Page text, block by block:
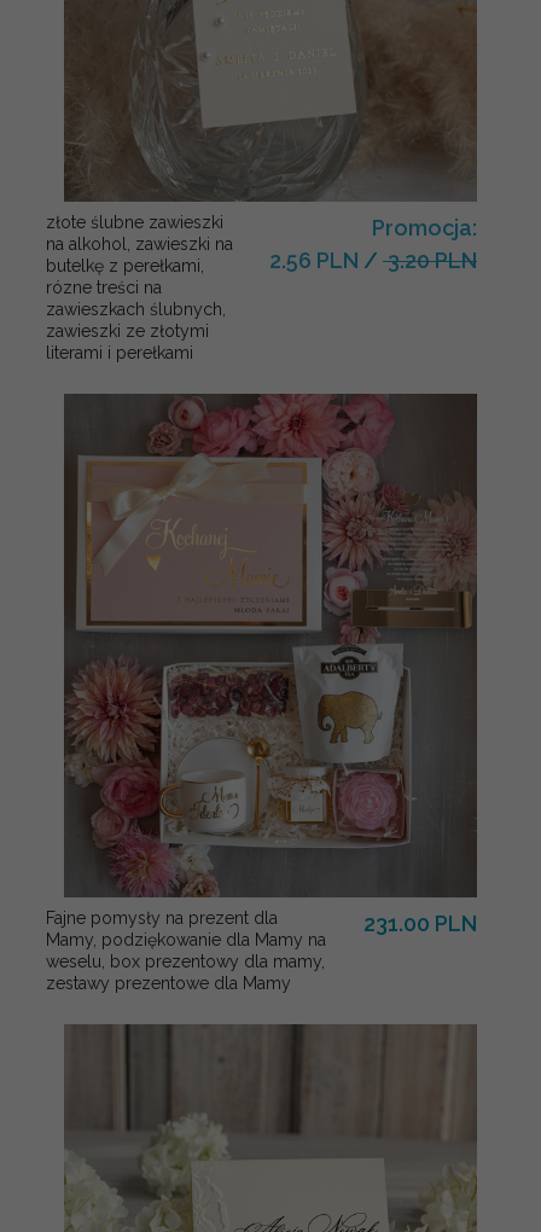
złote ślubne zawieszki
na alkohol, zawieszki na
butelkę z perełkami,
rózne treści na
zawieszkach ślubnych,
zawieszki ze złotymi
literami i perełkami
Promocja:
2.56 PLN / 3.20 PLN
Fajne pomysły na prezent dla
Mamy, podziękowanie dla Mamy na
weselu, box prezentowy dla mamy,
zestawy prezentowe dla Mamy
231.00 PLN